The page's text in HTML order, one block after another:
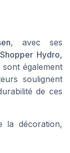
, avec ses
Hydro,
sont également
soulignent
de ces
la décoration,